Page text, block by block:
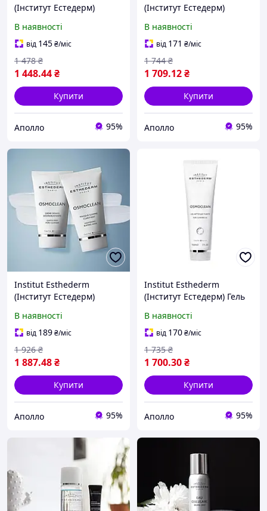
(Інститут Естедерм)
губ і їх контуру з
гіалуроновою кислотою,
15 мл
В наявності
від 145₴/міс
1 448.44₴
1 478 ₴
Купити
Аполло 95%
(Інститут Естедерм)
Pore Cleanser крем для
глибокого очищення пор,
75 мл
В наявності
від 171 ₴/міс
1 709.12₴
1 744 ₴
Купити
Аполло 95%
Institut Esthederm
(Інститут Естедерм)
освітлювальна маска
гомаж Osmoclean
Lightening Buffing Mask,
75 мл
В наявності
від 189₴/міс
1 887.48₴
1 926 ₴
Купити
Аполло 95%
Institut Esthederm
(Інститут Естедерм) Гель
Osmoclean Pure Cleansing
Gel, 150 мл
В наявності
від 170₴/міс
1 700.30₴
1 735 ₴
Купити
Аполло 95%